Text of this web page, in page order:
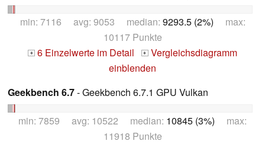
min: 7116 avg: 9053 median: 9293.5 (2%) max:
10117 Punkte
+ 6 Einzelwerte im Detail + Vergleichsdiagramm
einblenden
Geekbench 6.7- Geekbench 6.7.1 GPU Vulkan
min: 7859 avg: 10522 median: 10845 (3%) max:
11918 Punkte